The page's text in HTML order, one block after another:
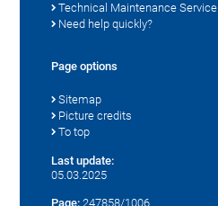
Technical Maintenance Service
Need help quickly?
Page options
Sitemap
Picture credits
To top
Last update:
05.03.2025
Page: 247858/1006